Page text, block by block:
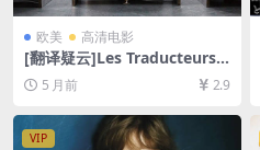
欧美 高清电影
[翻译疑云]Les Traducteurs
(2019)[百度网盘+夸克网盘10
80P超清未删减资源][网盘在
线播放/下载][MP4/6.4GB][中
文字幕]
5 月前 2.9
VIP